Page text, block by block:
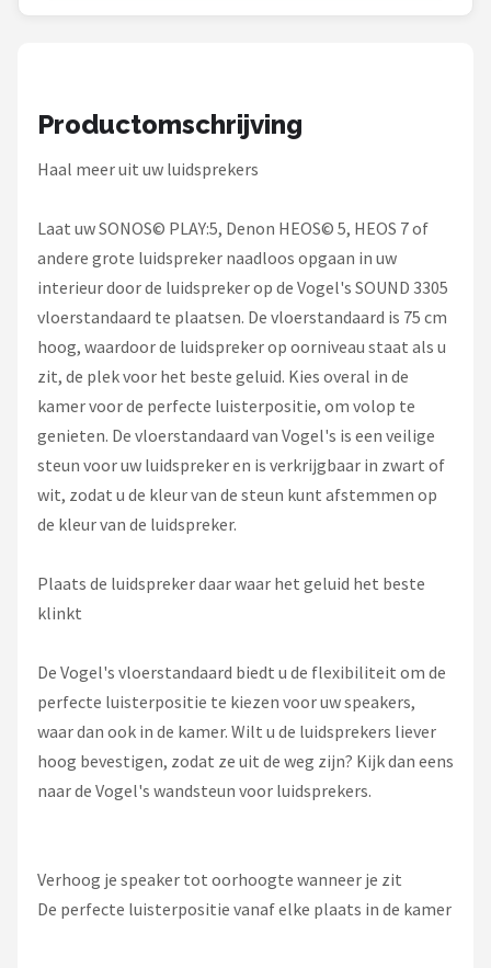
Productomschrijving
Haal meer uit uw luidsprekers
Laat uw SONOS© PLAY:5, Denon HEOS© 5, HEOS 7 of
andere grote luidspreker naadloos opgaan in uw
interieur door de luidspreker op de Vogel's SOUND 3305
vloerstandaard te plaatsen. De vloerstandaard is 75 cm
hoog, waardoor de luidspreker op oorniveau staat als u
zit, de plek voor het beste geluid. Kies overal in de
kamer voor de perfecte luisterpositie, om volop te
genieten. De vloerstandaard van Vogel's is een veilige
steun voor uw luidspreker en is verkrijgbaar in zwart of
wit, zodat u de kleur van de steun kunt afstemmen op
de kleur van de luidspreker.
Plaats de luidspreker daar waar het geluid het beste
klinkt
De Vogel's vloerstandaard biedt u de flexibiliteit om de
perfecte luisterpositie te kiezen voor uw speakers,
waar dan ook in de kamer. Wilt u de luidsprekers liever
hoog bevestigen, zodat ze uit de weg zijn? Kijk dan eens
naar de Vogel's wandsteun voor luidsprekers.
Verhoog je speaker tot oorhoogte wanneer je zit
De perfecte luisterpositie vanaf elke plaats in de kamer